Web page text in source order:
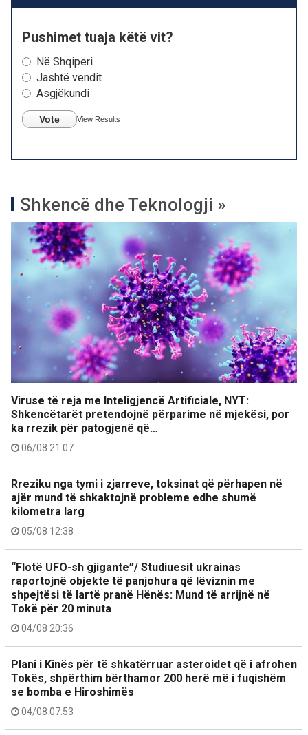
Pushimet tuaja këtë vit?
Në Shqipëri
Jashtë vendit
Asgjëkundi
Vote View Results
Shkencë dhe Teknologji »
Viruse të reja me Inteligjencë Artificiale, NYT:
Shkencëtarët pretendojnë përparime në mjekësi, por
ka rrezik për patogjenë që…
06/08 21:07
Rreziku nga tymi i zjarreve, toksinat që përhapen në
ajër mund të shkaktojnë probleme edhe shumë
kilometra larg
05/08 12:38
“Flotë UFO-sh gjigante”/ Studiuesit ukrainas
raportojnë objekte të panjohura që lëviznin me
shpejtësi të lartë pranë Hënës: Mund të arrijnë në
Tokë për 20 minuta
04/08 20:36
Plani i Kinës për të shkatërruar asteroidet që i afrohen
Tokës, shpërthim bërthamor 200 herë më i fuqishëm
se bomba e Hiroshimës
04/08 07:53